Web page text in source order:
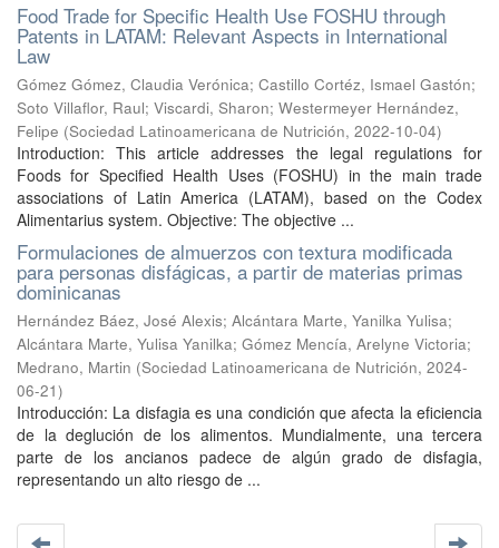
Food Trade for Specific Health Use FOSHU through
Patents in LATAM: Relevant Aspects in International
Law
Gómez Gómez, Claudia Verónica; Castillo Cortéz, Ismael Gastón;
Soto Villaflor, Raul; Viscardi, Sharon; Westermeyer Hernández,
Felipe (Sociedad Latinoamericana de Nutrición, 2022-10-04)
Introduction: This article addresses the legal regulations for
Foods for Specified Health Uses (FOSHU) in the main trade
associations of Latin America (LATAM), based on the Codex
Alimentarius system. Objective: The objective ...
Formulaciones de almuerzos con textura modificada
para personas disfágicas, a partir de materias primas
dominicanas
Hernández Báez, José Alexis; Alcántara Marte, Yanilka Yulisa;
Alcántara Marte, Yulisa Yanilka; Gómez Mencía, Arelyne Victoria;
Medrano, Martin (Sociedad Latinoamericana de Nutrición, 2024-
06-21)
Introducción: La disfagia es una condición que afecta la eficiencia
de la deglución de los alimentos. Mundialmente, una tercera
parte de los ancianos padece de algún grado de disfagia,
representando un alto riesgo de ...